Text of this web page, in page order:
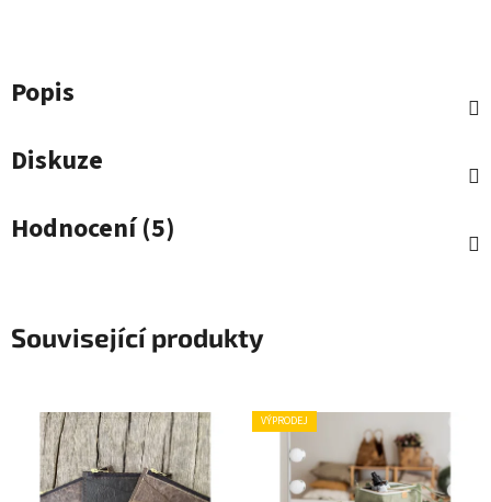
Popis
Diskuze
Hodnocení (5)
Související produkty
VÝPRODEJ